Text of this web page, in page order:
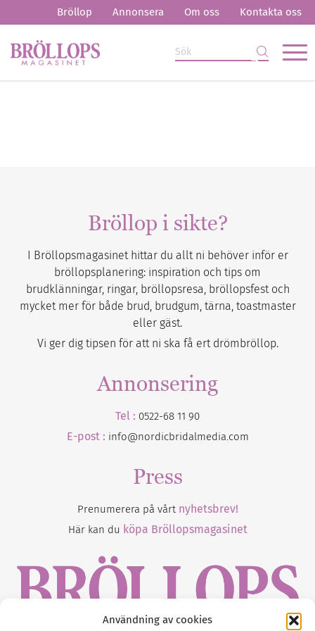
Användning av cookies
Bröllop Annonsera Om oss Kontakta oss
Bröllop i sikte?
I Bröllopsmagasinet hittar du allt ni behöver inför er
bröllopsplanering: inspiration och tips om
brudklänningar, ringar, bröllopsresa, bröllopsfest och
mycket mer för både brud, brudgum, tärna, toastmaster
eller gäst.
Vi ger dig tipsen för att ni ska få ert drömbröllop.
Annonsering
Tel : 0522-68 11 90
E-post : info@nordicbridalmedia.com
Press
Prenumerera på vårt nyhetsbrev!
Här kan du köpa Bröllopsmagasinet